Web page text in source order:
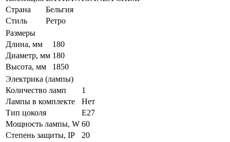
Страна
Бельгия
Стиль
Ретро
Размеры
Длина, мм
180
Диаметр, мм 180
Высота, мм
1850
Электрика (лампы)
Количество ламп
1
Лампы в комплекте
Нет
Тип цоколя
E27
Мощность лампы, W 60
Степень защиты, IP
20